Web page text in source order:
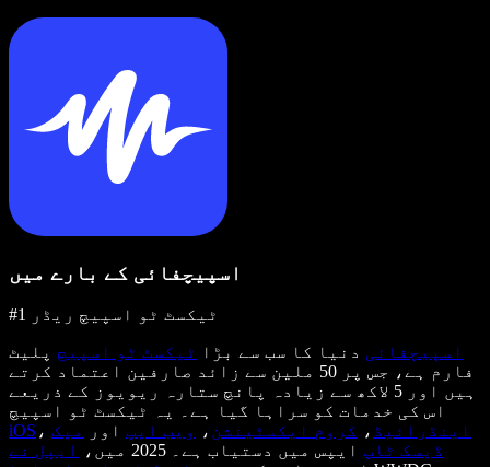
اسپیچفائی کے بارے میں
#1 ٹیکسٹ ٹو اسپیچ ریڈر
اسپیچفائی دنیا کا سب سے بڑا ٹیکسٹ ٹو اسپیچ پلیٹ
فارم ہے، جس پر 50 ملین سے زائد صارفین اعتماد کرتے
ہیں اور 5 لاکھ سے زیادہ پانچ ستارہ ریویوز کے ذریعے
اس کی خدمات کو سراہا گیا ہے۔ یہ ٹیکسٹ ٹو اسپیچ
iOS ، اینڈرائیڈ ، کروم ایکسٹینشن ، ویب ایپ اور
میک
ڈیسک ٹاپ ایپس میں دستیاب ہے۔ 2025 میں،
ایپل نے